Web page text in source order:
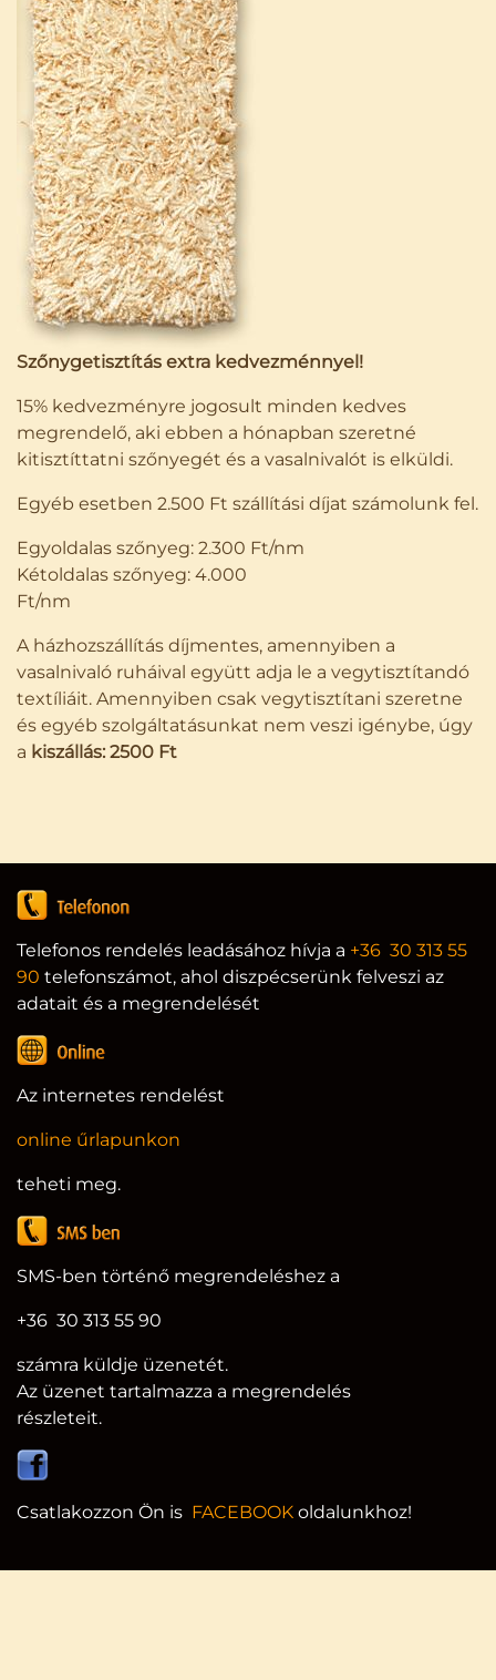
Szőnygetisztítás extra kedvezménnyel!
15% kedvezményre jogosult minden kedves
megrendelő, aki ebben a hónapban szeretné
kitisztíttatni szőnyegét és a vasalnivalót is elküldi.
Egyéb esetben 2.500 Ft szállítási díjat számolunk fel.
Egyoldalas szőnyeg: 2.300 Ft/nm
Kétoldalas szőnyeg: 4.000
Ft/
A házhozszállítás díjmentes, amennyiben a
vasalnivaló ruháival együtt adja le a vegytisztítandó
textíliáit. Amennyiben csak vegytisztítani szeretne
és egyéb szolgáltatásunkat nem veszi igénybe, úgy
a kiszállás: 2500 Ft
Telefonos rendelés leadásához hívja a +36 30 313 55
90 telefonszámot, ahol diszpécserünk felveszi az
adatait és a megrendelését
Az internetes rendelést
online űrlapunkon
teheti meg.
SMS-ben történő megrendeléshez a
+36 30 313 55 90
számra küldje üzenetét.
Az üzenet tartalmazza a megrendelés
részleteit.
Csatlakozzon Ön is FACEBOOK oldalunkhoz!